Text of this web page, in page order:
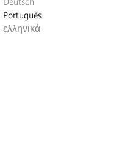
Português
ελληνικά